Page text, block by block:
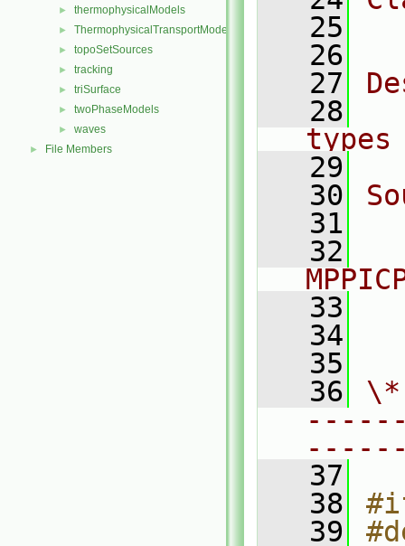
► thermophysicalModels
► ThermophysicalTransportModels
► topoSetSources
► tracking
► triSurface
► twoPhaseModels
► waves
► File Members
   25
   26
   27
   28
types
   29
   30
   31
   32
   33
   34
   35
   36
   37
   38
   39